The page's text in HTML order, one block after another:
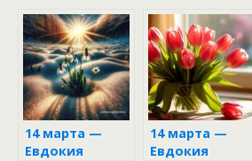
14 марта —
Евдокия
14 марта —
Евдокия